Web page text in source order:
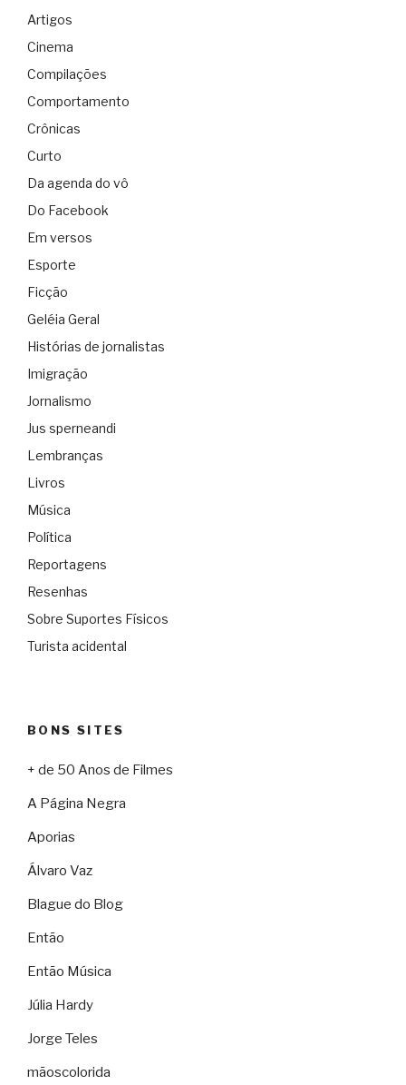
Artigos
Cinema
Compilações
Comportamento
Crônicas
Curto
Da agenda do vô
Do Facebook
Em versos
Esporte
Ficção
Geléia Geral
Histórias de jornalistas
Imigração
Jornalismo
Jus sperneandi
Lembranças
Livros
Música
Política
Reportagens
Resenhas
Sobre Suportes Físicos
Turista acidental
BONS SITES
+ de 50 Anos de Filmes
A Página Negra
Aporias
Álvaro Vaz
Blague do Blog
Então
Então Música
Júlia Hardy
Jorge Teles
mãoscolorida